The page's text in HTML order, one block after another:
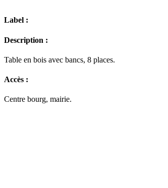
Label :
Description :
Table en bois avec bancs, 8 places.
Accès :
Centre bourg, mairie.